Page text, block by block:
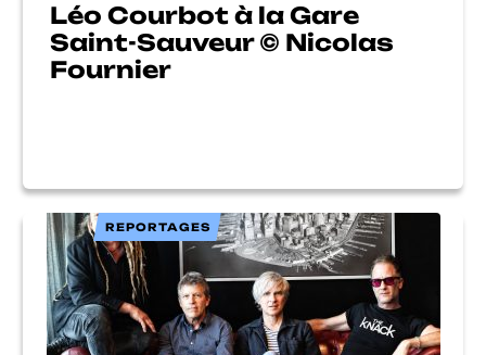
Léo Courbot à la Gare
Saint-Sauveur © Nicolas
Fournier
REPORTAGES